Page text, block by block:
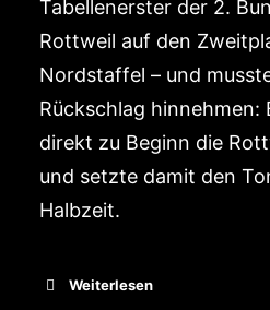
Tabellenerster der 2.
Rottweil auf den
Nordstaffel – und
Rückschlag hinnehmen:
direkt zu Beginn die
und setzte damit den
Halbzeit.
Weiterlesen